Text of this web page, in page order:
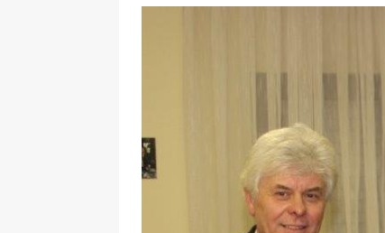
förderfähige
[ 30. Dezember 2020 ]
[ 24. Dezember 2020 ]
WIRTSCHAFT
[ 17. März 2020 ]
sind!
WIRTSCHAFT